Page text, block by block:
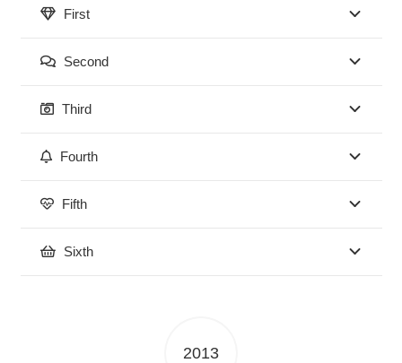
First
Second
Third
Fourth
Fifth
Sixth
2013